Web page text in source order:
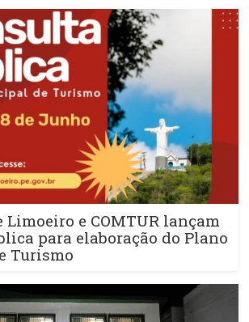
Limoeiro e COMTUR lançam
para elaboração do Plano
Turismo